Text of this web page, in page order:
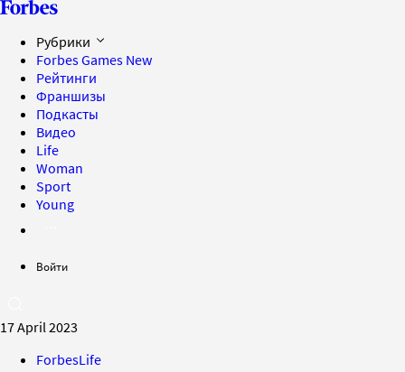
Рубрики
Forbes Games New
Рейтинги
Франшизы
Подкасты
Видео
Life
Woman
Sport
Young
Войти
17 April 2023
ForbesLife